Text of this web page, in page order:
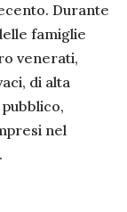
Durante
famiglie
venerati,
di alta
nel